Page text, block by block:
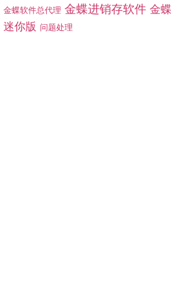
金蝶软件总代理 金蝶进销存软件 金蝶
迷你版 问题处理